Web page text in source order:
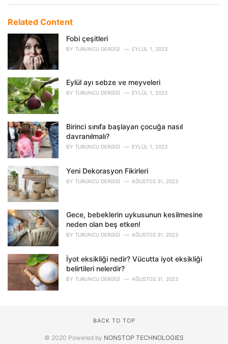
e
e
:
Related Content
Fobi çeşitleri
BY TURUNCU DERGISI EYLÜL 1, 2023
Eylül ayı sebze ve meyveleri
BY TURUNCU DERGISI EYLÜL 1, 2023
Birinci sınıfa başlayan çocuğa nasıl
davranılmalı?
BY TURUNCU DERGISI EYLÜL 1, 2023
Yeni Dekorasyon Fikirleri
BY TURUNCU DERGISI AĞUSTOS 31, 2023
Gece, bebeklerin uykusunun kesilmesine
neden olan beş etken!
BY TURUNCU DERGISI AĞUSTOS 31, 2023
İyot eksikliği nedir? Vücutta iyot eksikliği
belirtileri nelerdir?
BY TURUNCU DERGISI AĞUSTOS 31, 2023
BACK TO TOP
© 2020 Powered by NONSTOP TECHNOLOGIES